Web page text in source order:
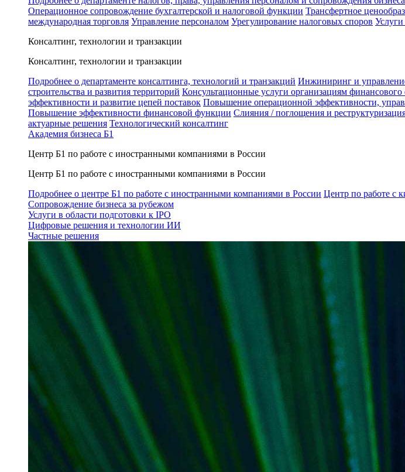
Операционное сопровождение бухгалтерской и налоговой функции Трансфертное
международная торговля Управление персоналом Урегулирование налоговых споров
Консалтинг, технологии и транзакции
Консалтинг, технологии и транзакции
Подробнее о департаменте консалтинга, технологий и транзакций Инжиниринг и
строительства и развития территорий Консультационные услуги организациям финансового
эффективности и развитие цепей поставок Повышение операционной эффективности,
Повышение эффективности финансовой функции Слияния / поглощения и
актуарные решения Технологический консалтинг
Академия бизнеса Б1
Центр Б1 по работе с иностранными компаниями в России
Центр Б1 по работе с иностранными компаниями в России
Подробнее о центре Б1 по работе с иностранными компаниями в России Центр по работе с
Сопровождение бизнеса за рубежом
Услуги в области подготовки к IPO
Цифровые решения и технологии ИИ
Частные решения